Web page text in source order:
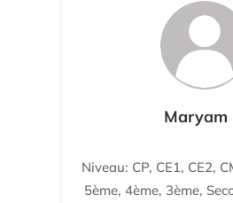
Maryam
Niveau: CP, CE1, CE2,
5ème, 4ème, 3ème,